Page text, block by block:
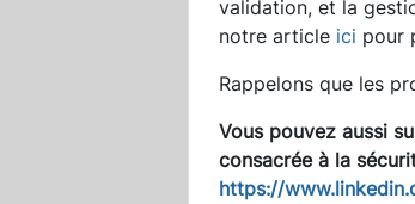
validation, et la
notre article ici pour
Rappelons que les
Vous pouvez aussi
consacrée à la
https://